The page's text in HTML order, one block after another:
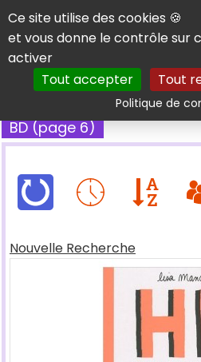
Panneau de gestion des cookies
Ce site utilise des cookies 🍪
et vous donne le contrôle sur
activer
Tout accepter
Tout
Politique de
BD (page 6)
Nouvelle Recherche